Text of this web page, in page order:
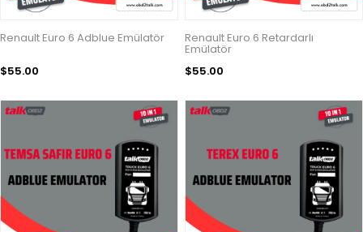
Renault Euro 6 Adblue Emülatör
$55.00
Renault Euro 6 Retardarlı
Emülatör
$55.00